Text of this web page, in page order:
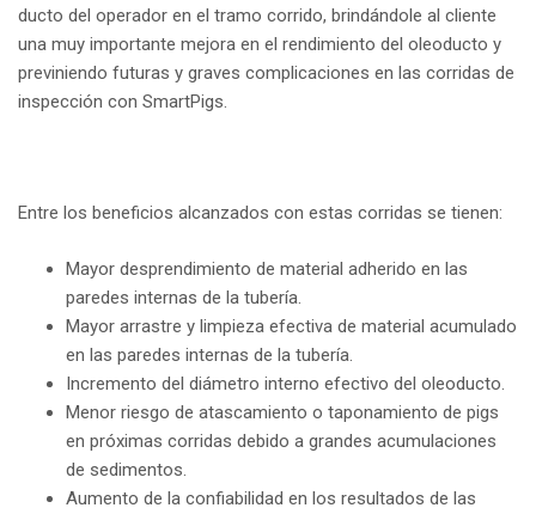
ducto del operador en el tramo corrido, brindándole al cliente
una muy importante mejora en el rendimiento del oleoducto y
previniendo futuras y graves complicaciones en las corridas de
inspección con SmartPigs.
Entre los beneficios alcanzados con estas corridas se tienen:
Mayor desprendimiento de material adherido en las
paredes internas de la tubería.
Mayor arrastre y limpieza efectiva de material acumulado
en las paredes internas de la tubería.
Incremento del diámetro interno efectivo del oleoducto.
Menor riesgo de atascamiento o taponamiento de pigs
en próximas corridas debido a grandes acumulaciones
de sedimentos.
Aumento de la confiabilidad en los resultados de las